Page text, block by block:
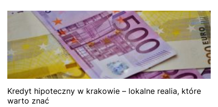
Kredyt hipoteczny w krakowie – lokalne realia, które
warto znać